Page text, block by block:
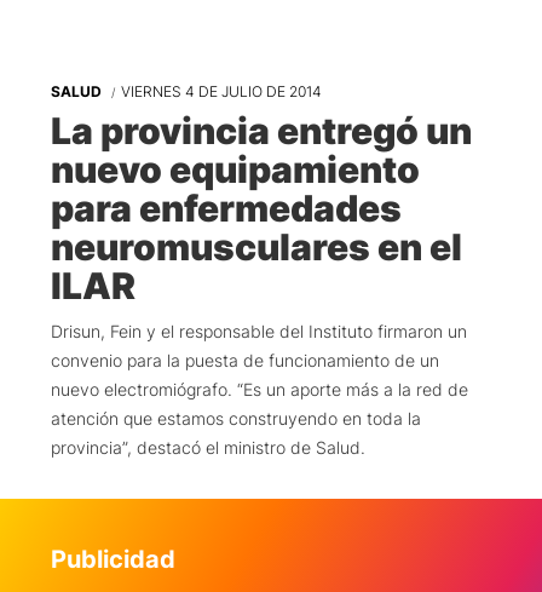
SALUD VIERNES 4 DE JULIO DE 2014
La provincia entregó un
nuevo equipamiento
para enfermedades
neuromusculares en el
ILAR
Drisun, Fein y el responsable del Instituto firmaron un
convenio para la puesta de funcionamiento de un
nuevo electromiógrafo. “Es un aporte más a la red de
atención que estamos construyendo en toda la
provincia”, destacó el ministro de Salud.
Publicidad